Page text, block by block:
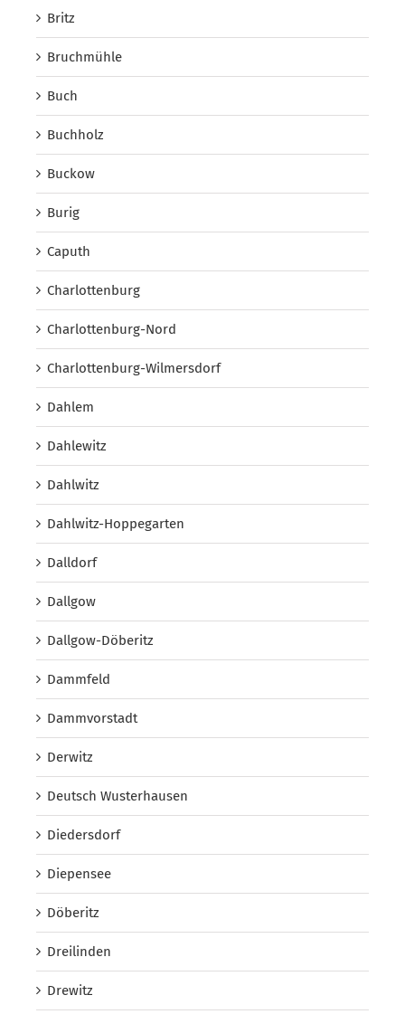
Britz
Bruchmühle
Buch
Buchholz
Buckow
Burig
Caputh
Charlottenburg
Charlottenburg-Nord
Charlottenburg-Wilmersdorf
Dahlem
Dahlewitz
Dahlwitz
Dahlwitz-Hoppegarten
Dalldorf
Dallgow
Dallgow-Döberitz
Dammfeld
Dammvorstadt
Derwitz
Deutsch Wusterhausen
Diedersdorf
Diepensee
Döberitz
Dreilinden
Drewitz